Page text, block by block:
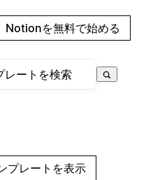
Notionを無料で始める
プレートを表示